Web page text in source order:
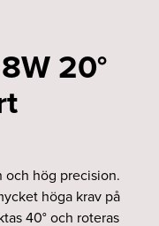
20°
och hög precision.
höga krav på
40° och roteras